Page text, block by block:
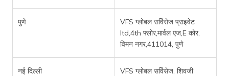
पुणे
VFS ग्लोबल सर्विसेज प्राइवेट
ltd,4th फ्लोर,मार्वल एज,E कोर,
विमन नगर,411014, पुणे
नई दिल्ली
VFS ग्लोबल सर्विसेज, शिवजी